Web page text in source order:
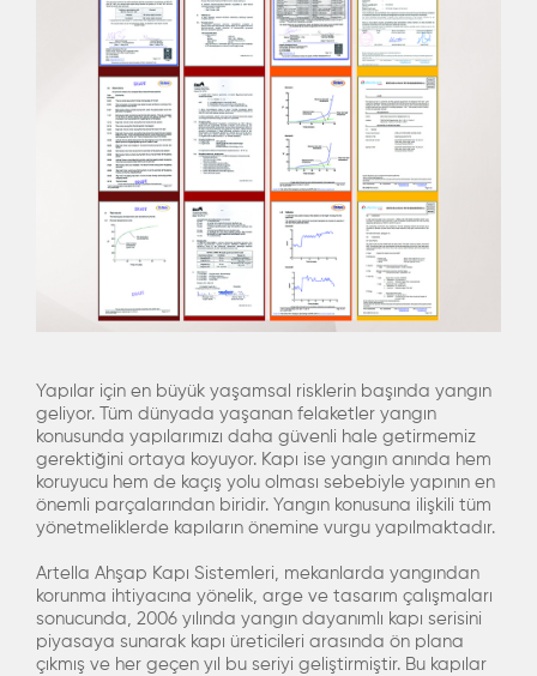
Yapılar için en büyük yaşamsal risklerin başında yangın
geliyor. Tüm dünyada yaşanan felaketler yangın
konusunda yapılarımızı daha güvenli hale getirmemiz
gerektiğini ortaya koyuyor. Kapı ise yangın anında hem
koruyucu hem de kaçış yolu olması sebebiyle yapının en
önemli parçalarından biridir. Yangın konusuna ilişkili tüm
yönetmeliklerde kapıların önemine vurgu yapılmaktadır.
Artella Ahşap Kapı Sistemleri, mekanlarda yangından
korunma ihtiyacına yönelik, arge ve tasarım çalışmaları
sonucunda, 2006 yılında yangın dayanımlı kapı serisini
piyasaya sunarak kapı üreticileri arasında ön plana
çıkmış ve her geçen yıl bu seriyi geliştirmiştir. Bu kapılar